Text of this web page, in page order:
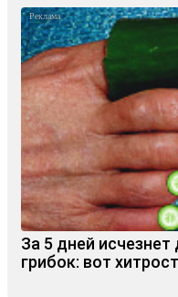
За 5 дней
грибок: вот